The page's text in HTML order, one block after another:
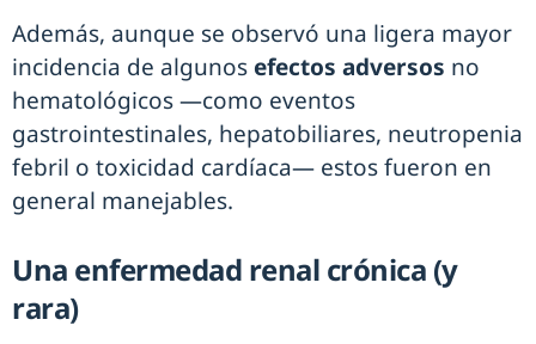
Además, aunque se observó una ligera mayor
incidencia de algunos efectos adversos no
hematológicos —como eventos
gastrointestinales, hepatobiliares, neutropenia
febril o toxicidad cardíaca— estos fueron en
general manejables.
Una enfermedad renal crónica (y
rara)